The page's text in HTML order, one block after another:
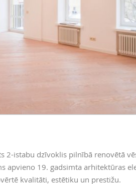
2-istabu dzīvoklis pilnībā renovētā
apvieno 19. gadsimta arhitektūras
kvalitāti, estētiku un prestižu.